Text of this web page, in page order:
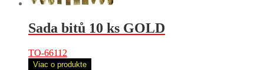
Sada bitů 10 ks GOLD
TO-66112
Viac o produkte